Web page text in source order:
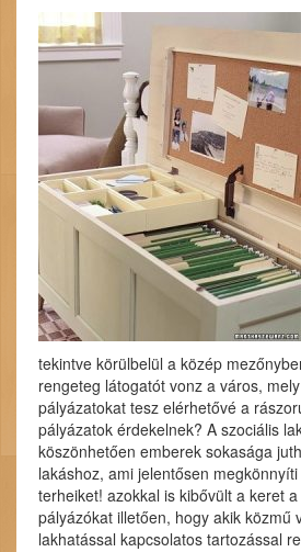
tekintve körülbelül a közép
rengeteg látogatót vonz a város,
pályázatokat tesz elérhetővé a
pályázatok érdekelnek? A szociális
köszönhetően emberek sokasága
lakáshoz, ami jelentősen
terheiket! azokkal is kibővült a keret
pályázókat illetően, hogy akik közmű
lakhatással kapcsolatos tartozással